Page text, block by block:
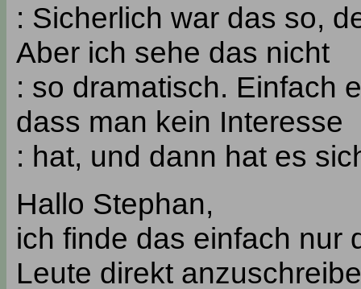
: Sicherlich war das so,
Aber ich sehe das nicht
: so dramatisch. Einfach
dass man kein Interesse
: hat, und dann hat es
Hallo Stephan,
ich finde das einfach nur
Leute direkt